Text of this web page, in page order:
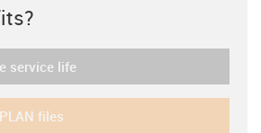
service life
plan
files